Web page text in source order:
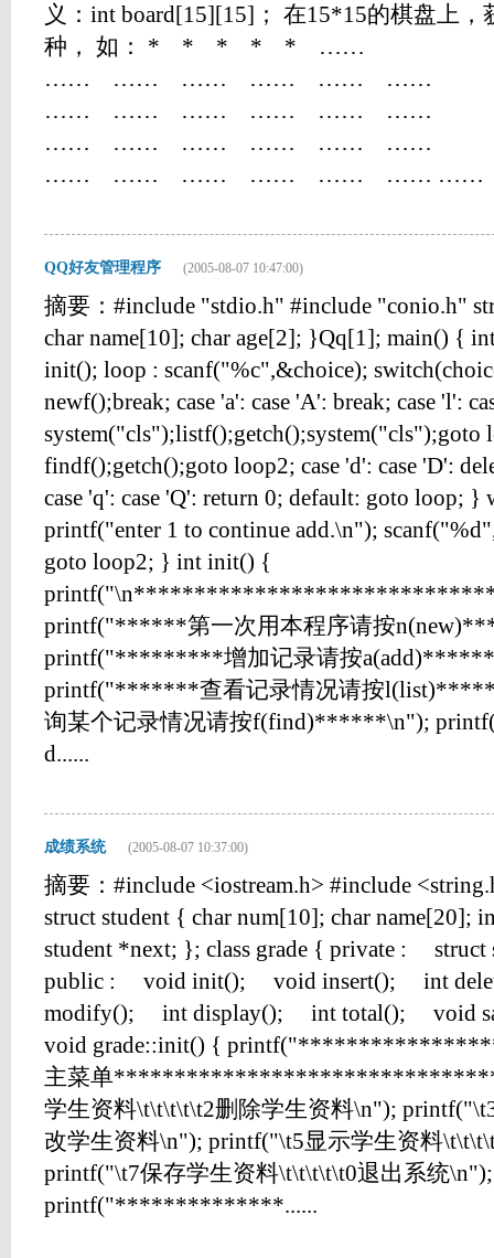
义：int board[15][15]； 在15*15的棋盘上，
种， 如： * * * * * ……
…… …… …… …… …… ……
…… …… …… …… …… ……
…… …… …… …… …… ……
…… …… …… …… …… …… ……
QQ好友管理程序 (2005-08-07 10:47:00)
摘要：#include "stdio.h" #include "conio.h"
char name[10]; char age[2]; }Qq[1]; main() {
init(); loop : scanf("%c",&choice);
newf();break; case 'a': case 'A': break; case 'l':
system("cls");listf();getch();system("cls");goto
findf();getch();goto loop2; case 'd': case 'D':
case 'q': case 'Q': return 0; default: goto loop;
printf("enter 1 to continue add.\n");
goto loop2; } int init() {
printf("******第一次用本程序请按
printf("*********增加记录请按
printf("*******查看记录情况请按
询某个记录情况请按f(find)******\n");
d......
成绩系统 (2005-08-07 10:37:00)
摘要：#include <iostream.h> #include
struct student { char num[10]; char name[20];
student *next; }; class grade { private :
public : void init(); void insert(); int
modify(); int display(); int total(); void
void grade::init() {
主菜单
学生资料\t\t\t\t\t2删除学生资料\n");
改学生资料\n"); printf("\t5显示学生资料
printf("\t7保存学生资料\t\t\t\t\t0退出系统\n");
printf("**************......